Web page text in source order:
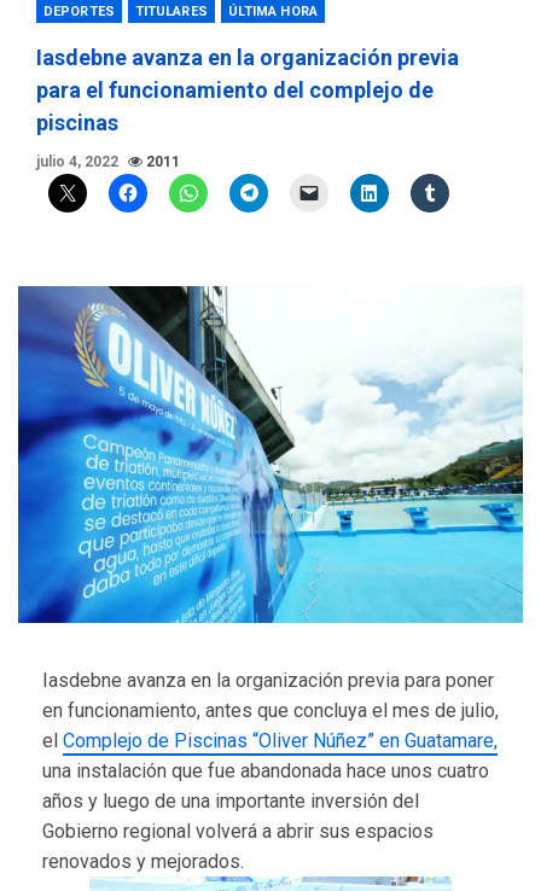
DEPORTES TITULARES ÚLTIMA HORA
Iasdebne avanza en la organización previa
para el funcionamiento del complejo de
piscinas
julio 4, 2022 2011
Iasdebne avanza en la organización previa para poner
en funcionamiento, antes que concluya el mes de julio,
el Complejo de Piscinas “Oliver Núñez” en Guatamare,
una instalación que fue abandonada hace unos cuatro
años y luego de una importante inversión del
Gobierno regional volverá a abrir sus espacios
renovados y mejorados.